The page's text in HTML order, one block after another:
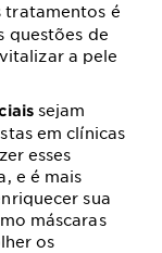
tratamentos é
questões de
a pele
sejam
em clínicas
esses
e é mais
sua
máscaras
os